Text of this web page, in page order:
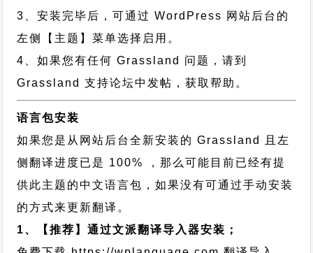
3、安装完毕后，可通过 WordPress 网站后台的
左侧【主题】菜单选择启用。
4、如果您有任何 Grassland 问题，请到
Grassland 支持论坛中发帖，获取帮助。
语言包安装
如果您是从网站后台全新安装的 Grassland 且左
侧翻译进度已是 100% ，那么可能目前已经有提
供此主题的中文语言包，如果没有可通过手动安装
的方式来更新翻译。
1、【推荐】通过文派翻译导入器安装；